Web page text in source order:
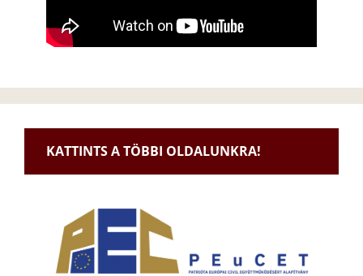
KATTINTS A TÖBBI OLDALUNKRA!